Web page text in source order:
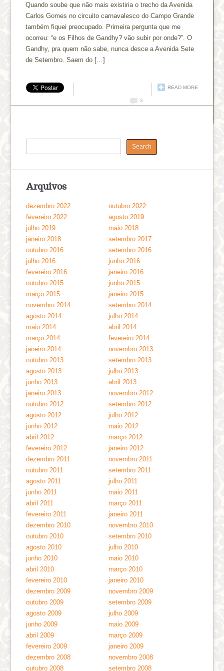
Quando soube que não mais existiria o trecho da Avenida
Carlos Gomes no circuito carnavalesco do Campo Grande
também fiquei preocupado. Primeira pergunta que me
ocorreu: “e os Filhos de Gandhy? vão subir por onde?”. O
Gandhy, pra quem não sabe, nunca desce a Avenida Sete
de Setembro. Saem do […]
READ MORE
3
Arquivos
dezembro 2022
outubro 2022
fevereiro 2022
agosto 2019
julho 2019
maio 2018
janeiro 2018
setembro 2017
outubro 2016
setembro 2016
julho 2016
junho 2016
fevereiro 2016
janeiro 2016
outubro 2015
junho 2015
março 2015
janeiro 2015
novembro 2014
setembro 2014
agosto 2014
julho 2014
maio 2014
abril 2014
março 2014
fevereiro 2014
janeiro 2014
novembro 2013
outubro 2013
setembro 2013
agosto 2013
julho 2013
junho 2013
abril 2013
janeiro 2013
novembro 2012
outubro 2012
setembro 2012
agosto 2012
julho 2012
junho 2012
maio 2012
abril 2012
março 2012
fevereiro 2012
janeiro 2012
dezembro 2011
novembro 2011
outubro 2011
setembro 2011
agosto 2011
julho 2011
junho 2011
maio 2011
abril 2011
março 2011
fevereiro 2011
janeiro 2011
dezembro 2010
novembro 2010
outubro 2010
setembro 2010
agosto 2010
julho 2010
junho 2010
maio 2010
abril 2010
março 2010
fevereiro 2010
janeiro 2010
dezembro 2009
novembro 2009
outubro 2009
setembro 2009
agosto 2009
julho 2009
junho 2009
maio 2009
abril 2009
março 2009
fevereiro 2009
janeiro 2009
dezembro 2008
novembro 2008
outubro 2008
setembro 2008